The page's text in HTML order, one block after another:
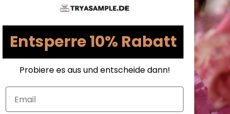
VERSANDKOSTEN
AUF LAGER
Entsperre 10% Rabatt
Probiere es aus und entscheide dann!
Email